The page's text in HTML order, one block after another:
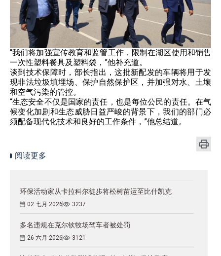
“我们将加强宣传教育和监管工作，限制在湖区使用和销售
一次性塑料餐具及塑料袋，”他补充道。
谈到技术保障时，部长指出，这批新配发的车辆将用于发
现非法垃圾填埋场、保护自然保护区，并加强对水、土壤
和空气污染的管控。
“生态安全不仅是国家的责任，也是每位公民的责任。在气
候变化加剧和生态威胁日益严峻的背景下，我们的部门必
须配备现代化技术和良好的工作条件，”他总结道。
阅读更多
环保活动家从卡拉科尔徒步将松树苗运至比什凯克
02 七月 2026 3237
多名违规在克尔钦牧场驾车者被处罚
26 六月 2026 3121